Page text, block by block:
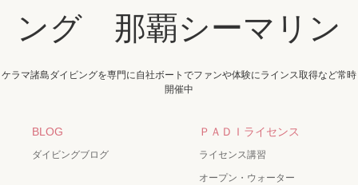
ング 那覇シーマリン
ケラマ諸島ダイビングを専門に自社ボートでファンや体験にラインス取得など常時
開催中
BLOG
ダイビングブログ
ＰＡＤＩライセンス
ライセンス講習
オープン・ウォーター